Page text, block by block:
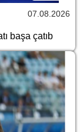
07.08.2026
başa çatıb